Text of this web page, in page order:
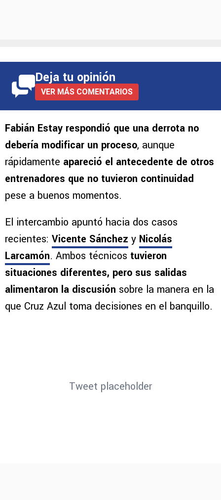
Deja tu opinión
VER MÁS COMENTARIOS
Fabián Estay respondió que una derrota no
debería modificar un proceso, aunque
rápidamente apareció el antecedente de otros
entrenadores que no tuvieron continuidad
pese a buenos momentos.
El intercambio apuntó hacia dos casos
recientes: Vicente Sánchez y Nicolás
Larcamón. Ambos técnicos tuvieron
situaciones diferentes, pero sus salidas
alimentaron la discusión sobre la manera en la
que Cruz Azul toma decisiones en el banquillo.
Tweet placeholder